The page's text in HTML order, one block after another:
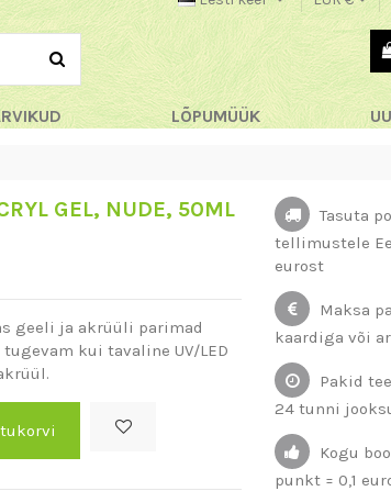
LÕPUMÜÜK
GEL, NUDE, 50ML
geeli ja akrüüli parimad
kui tavaline UV/LED
Tasuta
tellimustele
eurost
Maksa
kaardiga või
Pakid
24 tunni
Kogu
punkt = 0,1